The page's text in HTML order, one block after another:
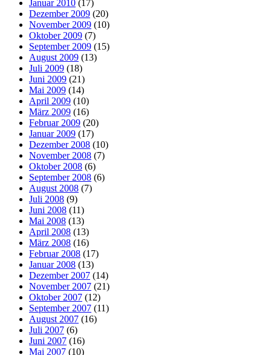
Januar 2010 (17)
Dezember 2009 (20)
November 2009 (10)
Oktober 2009 (7)
September 2009 (15)
August 2009 (13)
Juli 2009 (18)
Juni 2009 (21)
Mai 2009 (14)
April 2009 (10)
März 2009 (16)
Februar 2009 (20)
Januar 2009 (17)
Dezember 2008 (10)
November 2008 (7)
Oktober 2008 (6)
September 2008 (6)
August 2008 (7)
Juli 2008 (9)
Juni 2008 (11)
Mai 2008 (13)
April 2008 (13)
März 2008 (16)
Februar 2008 (17)
Januar 2008 (13)
Dezember 2007 (14)
November 2007 (21)
Oktober 2007 (12)
September 2007 (11)
August 2007 (16)
Juli 2007 (6)
Juni 2007 (16)
Mai 2007 (10)